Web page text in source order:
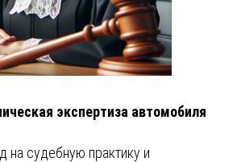
экспертиза автомобиля
на судебную практику и